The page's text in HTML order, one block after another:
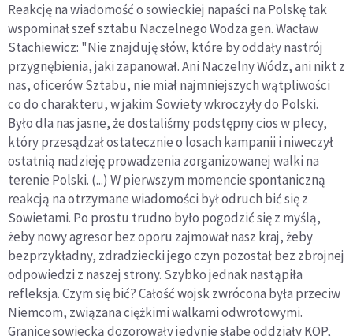
Reakcję na wiadomość o sowieckiej napaści na Polskę tak
wspominał szef sztabu Naczelnego Wodza gen. Wacław
Stachiewicz: "Nie znajduję słów, które by oddały nastrój
przygnębienia, jaki zapanował. Ani Naczelny Wódz, ani nikt z
nas, oficerów Sztabu, nie miał najmniejszych wątpliwości
co do charakteru, w jakim Sowiety wkroczyły do Polski.
Było dla nas jasne, że dostaliśmy podstępny cios w plecy,
który przesądzał ostatecznie o losach kampanii i niweczył
ostatnią nadzieję prowadzenia zorganizowanej walki na
terenie Polski. (...) W pierwszym momencie spontaniczną
reakcją na otrzymane wiadomości był odruch bić się z
Sowietami. Po prostu trudno było pogodzić się z myślą,
żeby nowy agresor bez oporu zajmował nasz kraj, żeby
bezprzykładny, zdradziecki jego czyn pozostał bez zbrojnej
odpowiedzi z naszej strony. Szybko jednak nastąpiła
refleksja. Czym się bić? Całość wojsk zwrócona była przeciw
Niemcom, związana ciężkimi walkami odwrotowymi.
Granicę sowiecką dozorowały jedynie słabe oddziały KOP,